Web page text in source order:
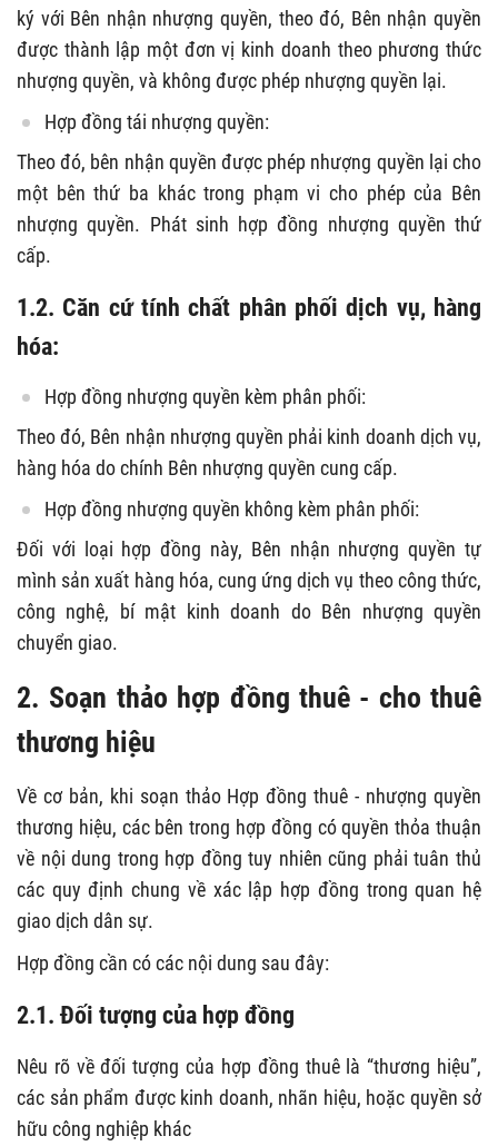
ký với Bên nhận nhượng quyền, theo đó, Bên nhận quyền
được thành lập một đơn vị kinh doanh theo phương thức
nhượng quyền, và không được phép nhượng quyền lại.
Hợp đồng tái nhượng quyền:
Theo đó, bên nhận quyền được phép nhượng quyền lại cho
một bên thứ ba khác trong phạm vi cho phép của Bên
nhượng quyền. Phát sinh hợp đồng nhượng quyền thứ
cấp.
1.2. Căn cứ tính chất phân phối dịch vụ, hàng
hóa:
Hợp đồng nhượng quyền kèm phân phối:
Theo đó, Bên nhận nhượng quyền phải kinh doanh dịch vụ,
hàng hóa do chính Bên nhượng quyền cung cấp.
Hợp đồng nhượng quyền không kèm phân phối:
Đối với loại hợp đồng này, Bên nhận nhượng quyền tự
mình sản xuất hàng hóa, cung ứng dịch vụ theo công thức,
công nghệ, bí mật kinh doanh do Bên nhượng quyền
chuyển giao.
2. Soạn thảo hợp đồng thuê - cho thuê
thương hiệu
Về cơ bản, khi soạn thảo Hợp đồng thuê - nhượng quyền
thương hiệu, các bên trong hợp đồng có quyền thỏa thuận
về nội dung trong hợp đồng tuy nhiên cũng phải tuân thủ
các quy định chung về xác lập hợp đồng trong quan hệ
giao dịch dân sự.
Hợp đồng cần có các nội dung sau đây:
2.1. Đối tượng của hợp đồng
Nêu rõ về đối tượng của hợp đồng thuê là “thương hiệu”,
các sản phẩm được kinh doanh, nhãn hiệu, hoặc quyền sở
hữu công nghiệp khác